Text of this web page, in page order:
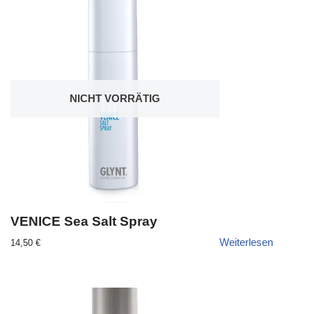
NICHT VORRÄTIG
VENICE Sea Salt Spray
14,50 € Weiterlesen